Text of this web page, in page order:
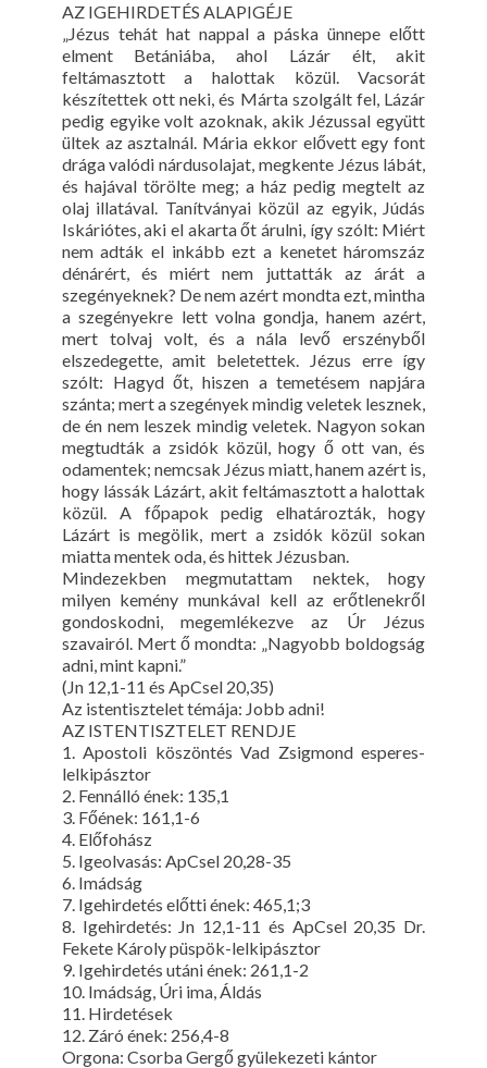
AZ IGEHIRDETÉS ALAPIGÉJE
„Jézus tehát hat nappal a páska ünnepe előtt
elment Betániába, ahol Lázár élt, akit
feltámasztott a halottak közül. Vacsorát
készítettek ott neki, és Márta szolgált fel, Lázár
pedig egyike volt azoknak, akik Jézussal együtt
ültek az asztalnál. Mária ekkor elővett egy font
drága valódi nárdusolajat, megkente Jézus lábát,
és hajával törölte meg; a ház pedig megtelt az
olaj illatával. Tanítványai közül az egyik, Júdás
Iskáriótes, aki el akarta őt árulni, így szólt: Miért
nem adták el inkább ezt a kenetet háromszáz
dénárért, és miért nem juttatták az árát a
szegényeknek? De nem azért mondta ezt, mintha
a szegényekre lett volna gondja, hanem azért,
mert tolvaj volt, és a nála levő erszényből
elszedegette, amit beletettek. Jézus erre így
szólt: Hagyd őt, hiszen a temetésem napjára
szánta; mert a szegények mindig veletek lesznek,
de én nem leszek mindig veletek. Nagyon sokan
megtudták a zsidók közül, hogy ő ott van, és
odamentek; nemcsak Jézus miatt, hanem azért is,
hogy lássák Lázárt, akit feltámasztott a halottak
közül. A főpapok pedig elhatározták, hogy
Lázárt is megölik, mert a zsidók közül sokan
miatta mentek oda, és hittek Jézusban.
Mindezekben megmutattam nektek, hogy
milyen kemény munkával kell az erőtlenekről
gondoskodni, megemlékezve az Úr Jézus
szavairól. Mert ő mondta: „Nagyobb boldogság
adni, mint kapni.”
(Jn 12,1-11 és ApCsel 20,35)
Az istentisztelet témája: Jobb adni!
AZ ISTENTISZTELET RENDJE
1. Apostoli köszöntés Vad Zsigmond esperes-
lelkipásztor
2. Fennálló ének: 135,1
3. Főének: 161,1-6
4. Előfohász
5. Igeolvasás: ApCsel 20,28-35
6. Imádság
7. Igehirdetés előtti ének: 465,1;3
8. Igehirdetés: Jn 12,1-11 és ApCsel 20,35 Dr.
Fekete Károly püspök-lelkipásztor
9. Igehirdetés utáni ének: 261,1-2
10. Imádság, Úri ima, Áldás
11. Hirdetések
12. Záró ének: 256,4-8
Orgona: Csorba Gergő gyülekezeti kántor